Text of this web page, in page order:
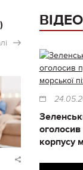
ВІДЕО
корпусу